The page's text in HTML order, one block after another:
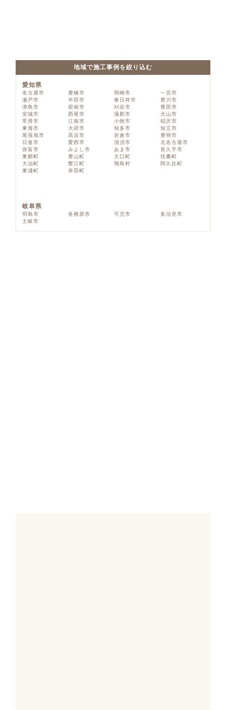
地域で施工事例を絞り込む
愛知県
名古屋市 豊橋市 岡崎市
一宮市
瀬戸市
半田市 春日井市
豊川市
津島市
碧南市 刈谷市
豊田市
安城市
西尾市 蒲郡市
犬山市
常滑市
江南市 小牧市
稲沢市
東海市
大府市 知多市
知立市
尾張旭市
高浜市 岩倉市
豊明市
日進市
愛西市 清須市
北名古屋市
弥富市
みよし市 あま市
長久手市
東郷町
豊山町 大口町
扶桑町
大治町
蟹江町 飛島村
阿久比町
東浦町
幸田町
岐阜県
羽島市 各務原市 可児市
多治見市
土岐市